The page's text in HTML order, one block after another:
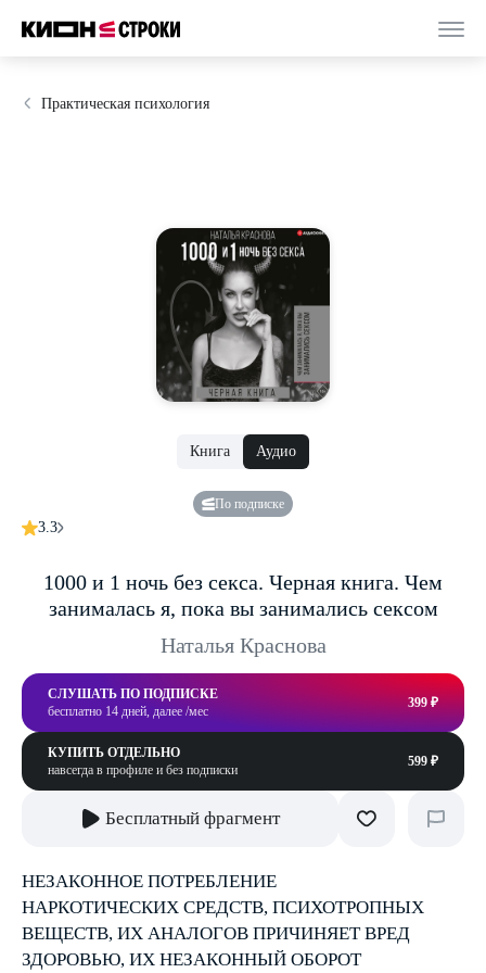
Практическая психология
Книга Аудио
По подписке
3.3
1000 и 1 ночь без секса. Черная книга. Чем
занималась я, пока вы занимались сексом
Наталья Краснова
СЛУШАТЬ ПО ПОДПИСКЕ
бесплатно 14 дней, далее /мес
399 ₽
КУПИТЬ ОТДЕЛЬНО
навсегда в профиле и без подписки
599 ₽
Бесплатный фрагмент
НЕЗАКОННОЕ ПОТРЕБЛЕНИЕ
НАРКОТИЧЕСКИХ СРЕДСТВ, ПСИХОТРОПНЫХ
ВЕЩЕСТВ, ИХ АНАЛОГОВ ПРИЧИНЯЕТ ВРЕД
ЗДОРОВЬЮ, ИХ НЕЗАКОННЫЙ ОБОРОТ